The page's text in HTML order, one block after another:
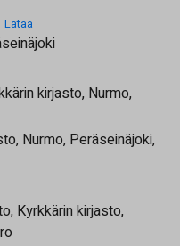
Lataa
kirjasto, Nurmo,
Nurmo, Peräseinäjoki,
Kyrkkärin kirjasto,